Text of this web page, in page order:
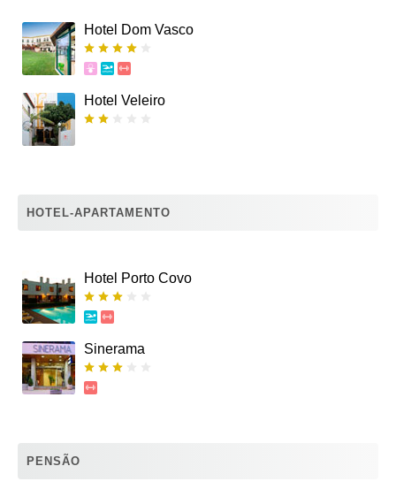
Hotel Dom Vasco
Hotel Veleiro
HOTEL-APARTAMENTO
Hotel Porto Covo
Sinerama
PENSÃO